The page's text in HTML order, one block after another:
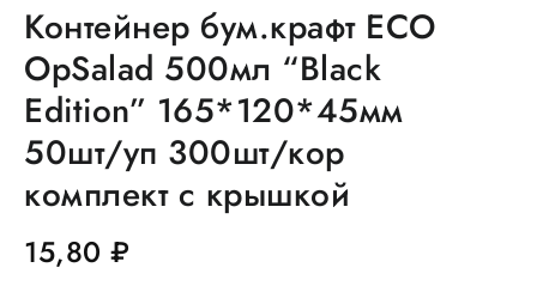
Контейнер бум.крафт ECO
OpSalad 500мл “Black
Edition” 165*120*45мм
50шт/уп 300шт/кор
комплект с крышкой
15,80 ₽